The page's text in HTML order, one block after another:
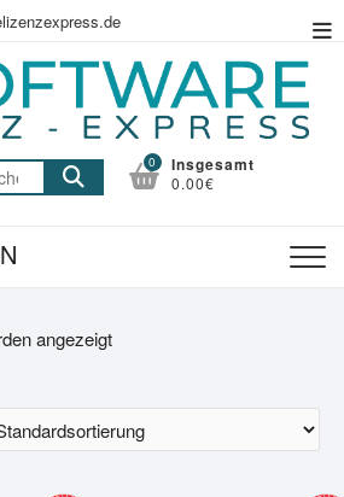
Suche
nach:
0 Insgesamt
0.00€
angezeigt